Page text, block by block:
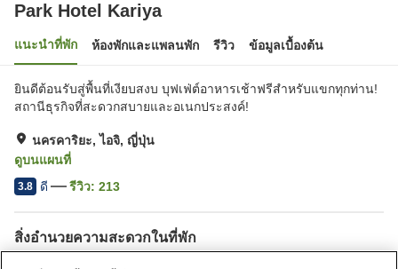
Park Hotel Kariya
แนะนำที่พัก ห้องพักและแพลนพัก รีวิว ข้อมูลเบื้องต้น
ยินดีต้อนรับสู่พื้นที่เงียบสงบ บุฟเฟ่ต์อาหารเช้าฟรีสำหรับแขกทุกท่าน!
สถานีธุรกิจที่สะดวกสบายและอเนกประสงค์!
นครคาริยะ, ไอจิ, ญี่ปุ่น
ดูบนแผนที่
3.8 ดี รีวิว: 213
สิ่งอำนวยความสะดวกในที่พัก